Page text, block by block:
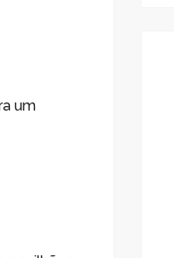
um